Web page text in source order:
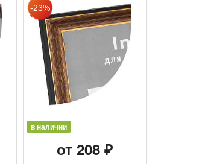
в наличии
от 208 ₽